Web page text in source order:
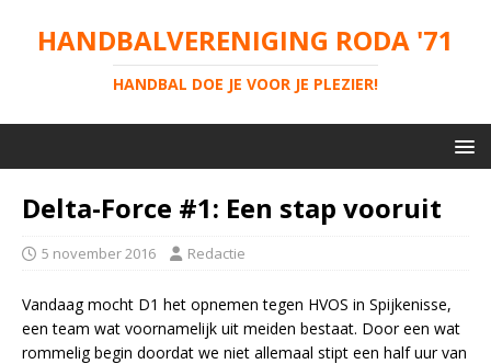
HANDBALVERENIGING RODA '71
HANDBAL DOE JE VOOR JE PLEZIER!
Delta-Force #1: Een stap vooruit
5 november 2016 Redactie
Vandaag mocht D1 het opnemen tegen HVOS in Spijkenisse,
een team wat voornamelijk uit meiden bestaat. Door een wat
rommelig begin doordat we niet allemaal stipt een half uur van